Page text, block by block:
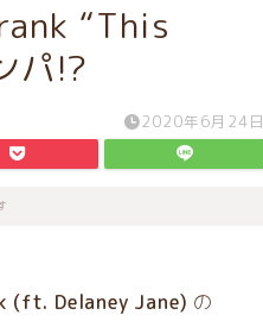
“This
パ!?
2020年6月24日
(ft. Delaney Jane) の